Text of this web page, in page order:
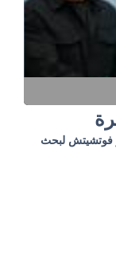
فوتشيتش لبحث